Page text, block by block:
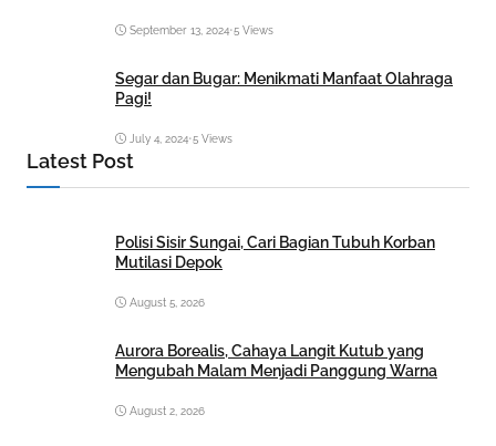
September 13, 2024•5 Views
Segar dan Bugar: Menikmati Manfaat Olahraga
Pagi!
July 4, 2024•5 Views
Latest Post
Polisi Sisir Sungai, Cari Bagian Tubuh Korban
Mutilasi Depok
August 5, 2026
Aurora Borealis, Cahaya Langit Kutub yang
Mengubah Malam Menjadi Panggung Warna
August 2, 2026